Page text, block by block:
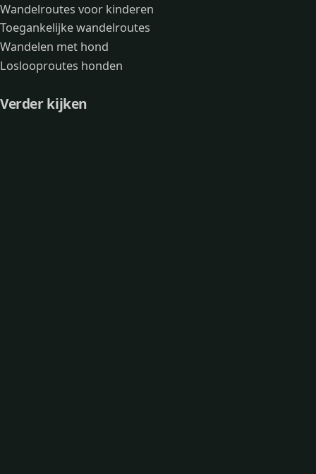
Wandelroutes voor kinderen
Toegankelijke wandelroutes
Wandelen met hond
Loslooproutes honden
Verder kijken